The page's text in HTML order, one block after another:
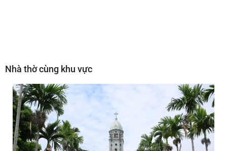
Nhà thờ cùng khu vực